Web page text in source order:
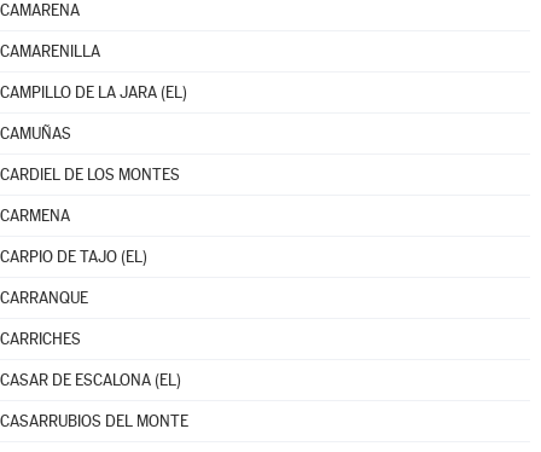
CAMARENA
CAMARENILLA
CAMPILLO DE LA JARA (EL)
CAMUÑAS
CARDIEL DE LOS MONTES
CARMENA
CARPIO DE TAJO (EL)
CARRANQUE
CARRICHES
CASAR DE ESCALONA (EL)
CASARRUBIOS DEL MONTE